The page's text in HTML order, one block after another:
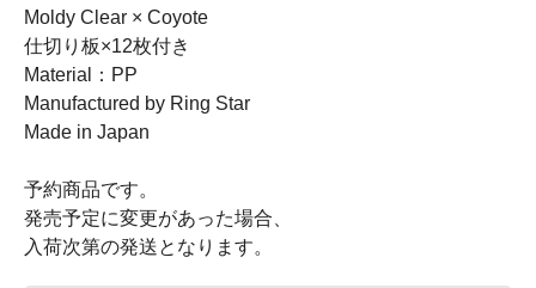
Moldy Clear × Coyote
仕切り板×12枚付き
Material：PP
Manufactured by Ring Star
Made in Japan
予約商品です。
発売予定に変更があった場合、
入荷次第の発送となります。